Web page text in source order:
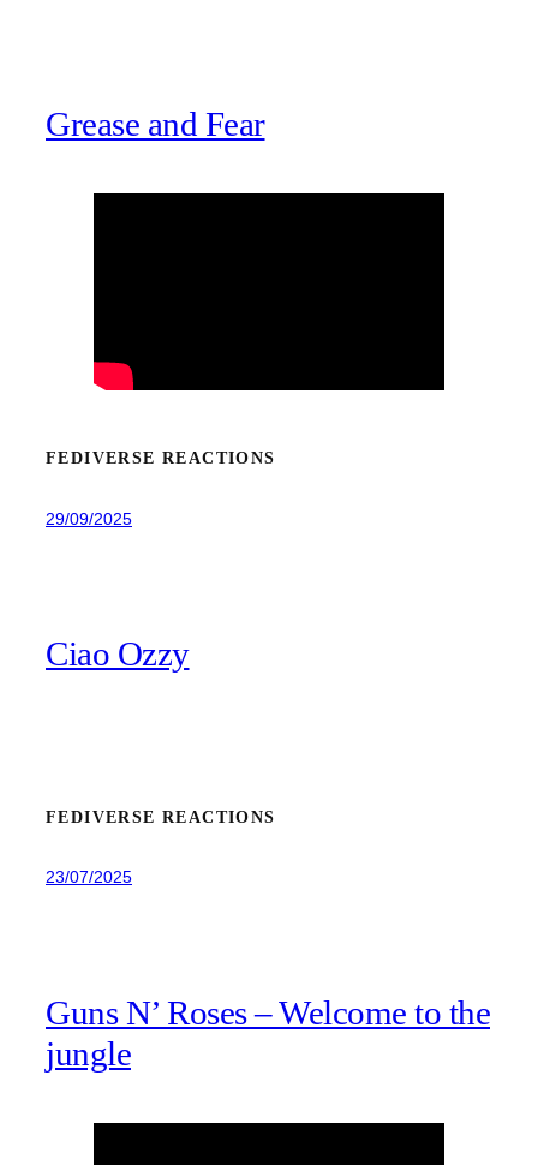
Grease and Fear
FEDIVERSE REACTIONS
29/09/2025
Ciao Ozzy
FEDIVERSE REACTIONS
23/07/2025
Guns N’ Roses – Welcome to the
jungle